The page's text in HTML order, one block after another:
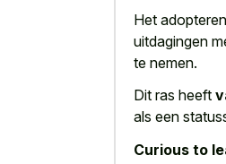
Het
uitdagingen
te nemen.
Dit ras heeft
als een
Curious to